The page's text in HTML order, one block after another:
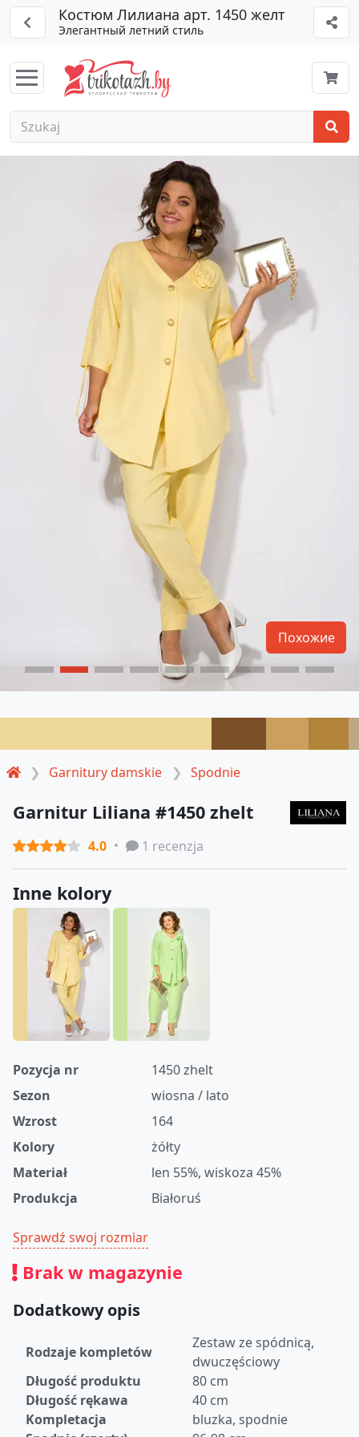
Костюм Лилиана арт. 1450 желт
Элегантный летний стиль
Garnitury damskie Spodnie
Похожие
Garnitur Liliana #1450 zhelt
4.0 1 recenzja
Inne kolory
Pozycja nr
1450 zhelt
Sezon
wiosna / lato
Wzrost
164
Kolory
żółty
Materiał
len 55%, wiskoza 45%
Produkcja
Białoruś
Sprawdź swoj rozmiar
Brak w magazynie
Dodatkowy opis
Rodzaje kompletów
Zestaw ze spódnicą,
dwuczęściowy
Długość produktu
80 cm
Długość rękawa
40 cm
Kompletacja
bluzka, spodnie